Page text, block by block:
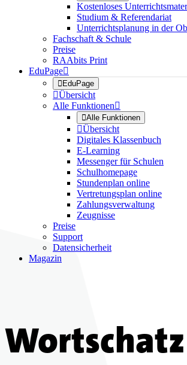
Kostenloses
Studium & Referendariat
Unterrichtsplanung in der
Fachschaft & Schule
Preise
RAAbits Print
EduPage
EduPage
Übersicht
Alle Funktionen
Alle Funktionen
Übersicht
Digitales Klassenbuch
E-Learning
Messenger für Schulen
Schulhomepage
Stundenplan online
Vertretungsplan online
Zahlungsverwaltung
Zeugnisse
Preise
Support
Datensicherheit
Magazin